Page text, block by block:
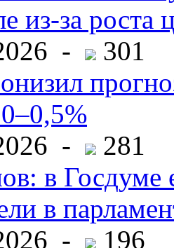
из-за роста
-
301
-
281
в Госдуме
в
-
196